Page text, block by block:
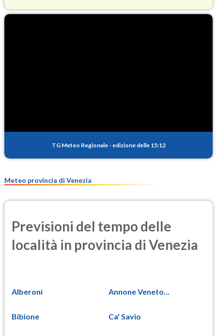
PM25
TG Meteo Regionale - edizione delle 15:12
Meteo provincia di Venezia
Previsioni del tempo delle
località in provincia di Venezia
Alberoni Annone Veneto...
Bibione Ca' Savio